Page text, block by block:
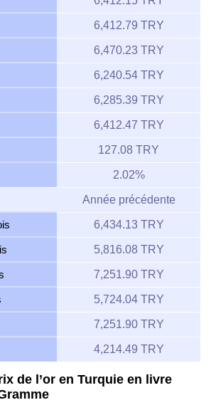
6,412.79 TRY
6,470.23 TRY
6,240.54 TRY
6,285.39 TRY
6,412.47 TRY
127.08 TRY
2.02%
Année précédente
6,434.13 TRY
5,816.08 TRY
7,251.90 TRY
5,724.04 TRY
7,251.90 TRY
4,214.49 TRY
de l’or en Turquie en livre